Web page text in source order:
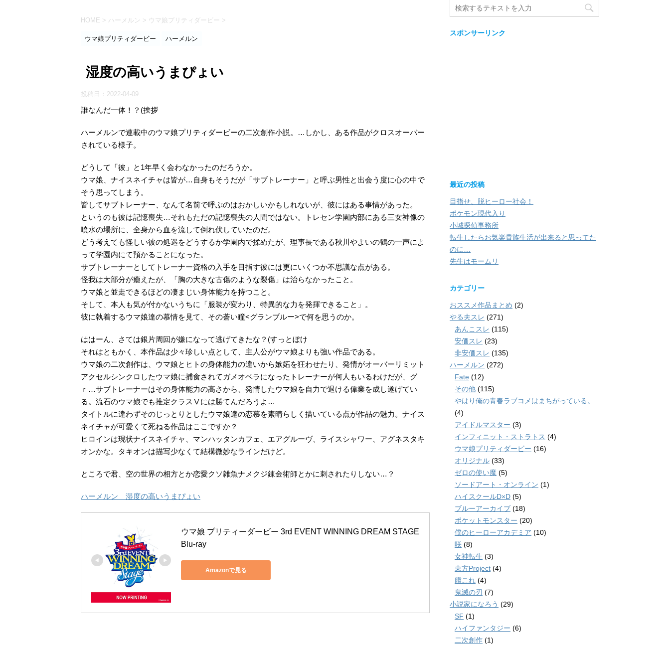
HOME > ハーメルン > ウマ娘プリティダービー >
ウマ娘プリティダービー ハーメルン
湿度の高いうまぴょい
投稿日： 2022-04-09
誰なんだ一体！？(挨拶
ハーメルンで連載中のウマ娘プリティダービーの二次創作小説。…しかし、ある作品がクロスオーバー
されている様子。
どうして「彼」と1年早く会わなかったのだろうか。
ウマ娘、ナイスネイチャは皆が…自身もそうだが「サブトレーナー」と呼ぶ男性と出会う度に心の中で
そう思ってしまう。
皆してサブトレーナー、なんて名前で呼ぶのはおかしいかもしれないが、彼にはある事情があった。
というのも彼は記憶喪失…それもただの記憶喪失の人間ではない。トレセン学園内部にある三女神像の
噴水の場所に、全身から血を流して倒れ伏していたのだ。
どう考えても怪しい彼の処遇をどうするか学園内で揉めたが、理事長である秋川やよいの鶴の一声によ
って学園内にて預かることになった。
サブトレーナーとしてトレーナー資格の入手を目指す彼には更にいくつか不思議な点がある。
怪我は大部分が癒えたが、「胸の大きな古傷のような裂傷」は治らなかったこと。
ウマ娘と並走できるほどの凄まじい身体能力を持つこと。
そして、本人も気が付かないうちに「服装が変わり、特異的な力を発揮できること」。
彼に執着するウマ娘達の慕情を見て、その蒼い瞳<グランブルー>で何を思うのか。
ははーん、さては銀片周回が嫌になって逃げてきたな？(すっとぼけ
それはともかく、本作品は少々珍しい点として、主人公がウマ娘よりも強い作品である。
ウマ娘の二次創作は、ウマ娘とヒトの身体能力の違いから嫉妬を狂わせたり、発情がオーバーリミット
アクセルシンクロしたウマ娘に捕食されてガメオベラになったトレーナーが何人もいるわけだが、グ
ｒ…サブトレーナーはその身体能力の高さから、発情したウマ娘を自力で退ける偉業を成し遂げてい
る。流石のウマ娘でも推定クラスⅤには勝てんだろうよ…
タイトルに違わずそのじっとりとしたウマ娘達の恋慕を素晴らしく描いている点が作品の魅力。ナイス
ネイチャが可愛くて死ねる作品はここですか？
ヒロインは現状ナイスネイチャ、マンハッタンカフェ、エアグルーヴ、ライスシャワー、アグネスタキ
オンかな。タキオンは描写少なくて結構微妙なラインだけど。
ところで君、空の世界の相方とか恋愛クソ雑魚ナメクジ錬金術師とかに刺されたりしない…？
ハーメルン 湿度の高いうまぴょい
ウマ娘 プリティーダービー 3rd EVENT WINNING DREAM STAGE
Blu-ray
Amazonで見る
スポンサーリンク
最近の投稿
目指せ、脱ヒーロー社会！
ポケモン現代入り
小城探偵事務所
転生したらお気楽貴族生活が出来ると思ってた
のに…
先生はモームリ
カテゴリー
おススメ作品まとめ (2)
やる夫スレ (271)
あんこスレ (115)
安価スレ (23)
非安価スレ (135)
ハーメルン (272)
Fate (12)
その他 (115)
やはり俺の青春ラブコメはまちがっている。
(4)
アイドルマスター (3)
インフィニット・ストラトス (4)
ウマ娘プリティダービー (16)
オリジナル (33)
ゼロの使い魔 (5)
ソードアート・オンライン (1)
ハイスクールD×D (5)
ブルーアーカイブ (18)
ポケットモンスター (20)
僕のヒーローアカデミア (10)
咲 (8)
女神転生 (3)
東方Project (4)
艦これ (4)
鬼滅の刃 (7)
小説家になろう (29)
SF (1)
ハイファンタジー (6)
二次創作 (1)